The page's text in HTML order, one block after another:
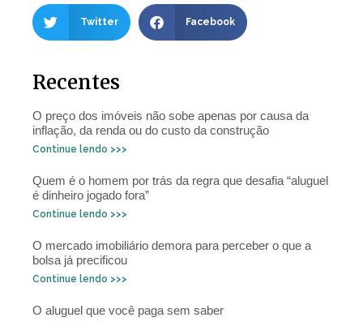
Twitter Facebook
Recentes
O preço dos imóveis não sobe apenas por causa da
inflação, da renda ou do custo da construção
Continue lendo >>>
Quem é o homem por trás da regra que desafia “aluguel
é dinheiro jogado fora”
Continue lendo >>>
O mercado imobiliário demora para perceber o que a
bolsa já precificou
Continue lendo >>>
O aluguel que você paga sem saber